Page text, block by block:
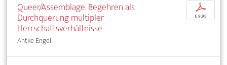
Queer/Assemblage. Begehren als
Durchquerung multipler
Herrschaftsverhältnisse
Antke Engel
p
€ 9,95